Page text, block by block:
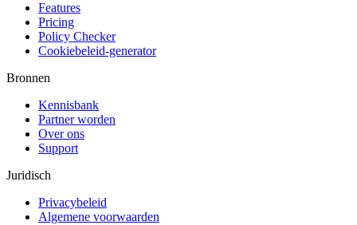
Features
Pricing
Policy Checker
Cookiebeleid-generator
Bronnen
Kennisbank
Partner worden
Over ons
Support
Juridisch
Privacybeleid
Algemene voorwaarden